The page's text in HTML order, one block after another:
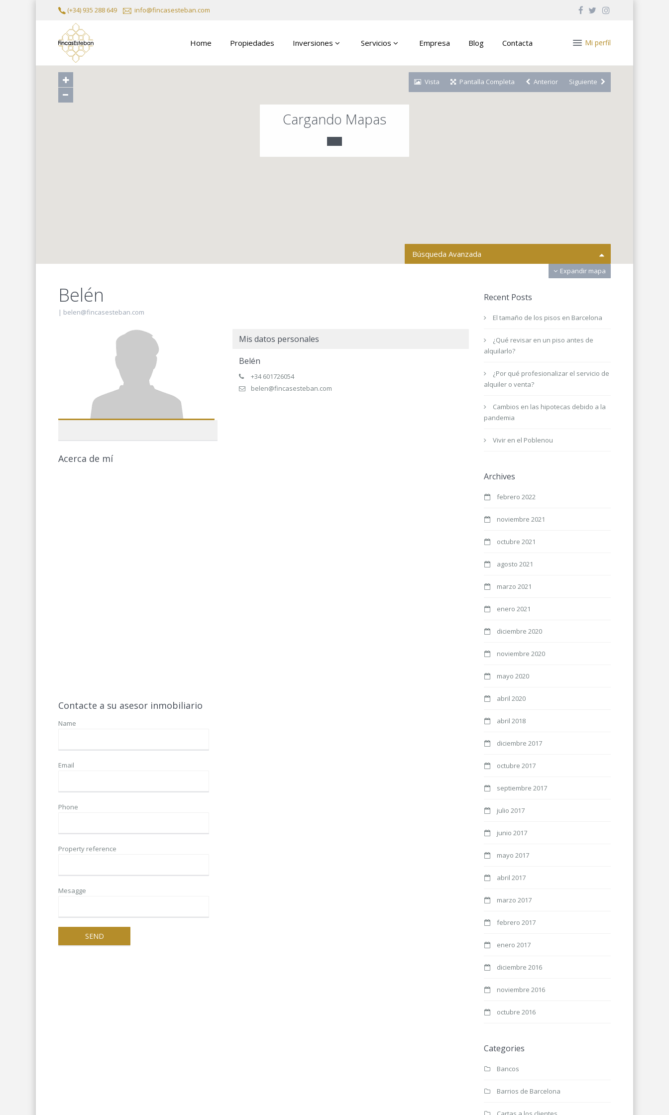
(+34) 935 288 649 info@fincasesteban.com
Mi perfil
Home Propiedades Inversiones Servicios Empresa Blog Contacta
Cargando Mapas
Expandir mapa
Vista Pantalla Completa Anterior Siguiente
Búsqueda Avanzada
Todas las areas
Dormitorios
0 € a 9.000.000 €
Más opciones de búsqueda
Belén
| belen@fincasesteban.com
Mis datos personales
Belén
+34 601726054
belen@fincasesteban.com
Acerca de mí
Contacte a su asesor inmobiliario
Name
Email
Phone
Property reference
Mesagge
Recent Posts
El tamaño de los pisos en Barcelona
¿Qué revisar en un piso antes de
alquilarlo?
¿Por qué profesionalizar el servicio de
alquiler o venta?
Cambios en las hipotecas debido a la
pandemia
Vivir en el Poblenou
Archives
febrero 2022
noviembre 2021
octubre 2021
agosto 2021
marzo 2021
enero 2021
diciembre 2020
noviembre 2020
mayo 2020
abril 2020
abril 2018
diciembre 2017
octubre 2017
septiembre 2017
julio 2017
junio 2017
mayo 2017
abril 2017
marzo 2017
febrero 2017
enero 2017
diciembre 2016
noviembre 2016
octubre 2016
Categories
Bancos
Barrios de Barcelona